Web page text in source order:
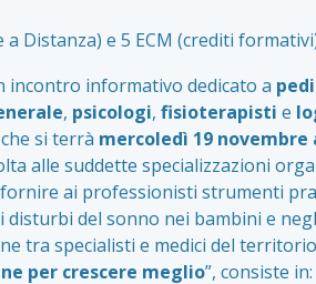
Distanza) e 5 ECM (crediti
informativo dedicato a
, psicologi, fisioterapisti e
si terrà mercoledì 19 novembre
alle suddette specializzazioni
fornire ai professionisti strumenti
del sonno nei bambini e
tra specialisti e medici del
per crescere meglio”, consiste in: